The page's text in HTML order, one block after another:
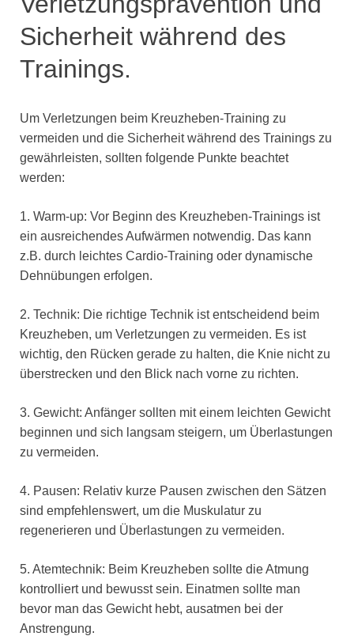
Sicherheit während des
Trainings.
Um Verletzungen beim Kreuzheben-Training zu
vermeiden und die Sicherheit während des Trainings zu
gewährleisten, sollten folgende Punkte beachtet
werden:
1. Warm-up: Vor Beginn des Kreuzheben-Trainings ist
ein ausreichendes Aufwärmen notwendig. Das kann
z.B. durch leichtes Cardio-Training oder dynamische
Dehnübungen erfolgen.
2. Technik: Die richtige Technik ist entscheidend beim
Kreuzheben, um Verletzungen zu vermeiden. Es ist
wichtig, den Rücken gerade zu halten, die Knie nicht zu
überstrecken und den Blick nach vorne zu richten.
3. Gewicht: Anfänger sollten mit einem leichten Gewicht
beginnen und sich langsam steigern, um Überlastungen
zu vermeiden.
4. Pausen: Relativ kurze Pausen zwischen den Sätzen
sind empfehlenswert, um die Muskulatur zu
regenerieren und Überlastungen zu vermeiden.
5. Atemtechnik: Beim Kreuzheben sollte die Atmung
kontrolliert und bewusst sein. Einatmen sollte man
bevor man das Gewicht hebt, ausatmen bei der
Anstrengung.